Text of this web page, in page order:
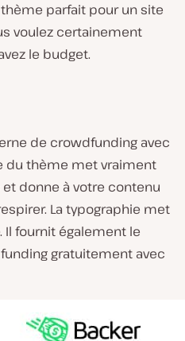
parfait pour un site
voulez certainement
le budget.
de crowdfunding avec
du thème met vraiment
et donne à votre contenu
La typographie met
Il fournit également le
gratuitement avec